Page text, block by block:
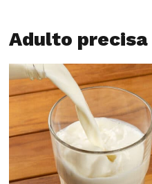
Adulto